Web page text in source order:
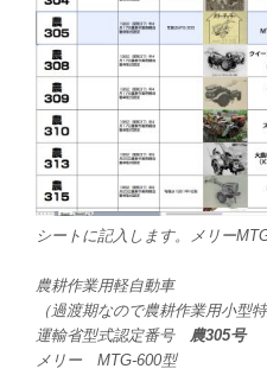
シートに記入します。メリー
農耕作業用軽自動車
（過渡期なので農耕作業用小型
運輸省型式認定番号 農305号
メリー MTG-600型